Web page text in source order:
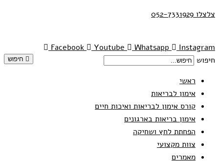
צלצלו 052-7331929
Facebook Youtube Whatsapp
Instagram
חיפוש
חיפוש
ראשי
אימון לבריאות
קורס אימון לבריאות ואיכות חיים
אימון בריאות בארגונים
הפחתת לחץ ושחיקה
צוות מקצועי
מאמרים